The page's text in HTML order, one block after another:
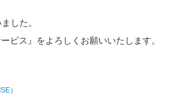
した。
ビス』をよろしくお願いいたします。
）